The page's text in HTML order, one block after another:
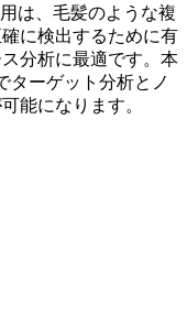
は、毛髪のような複
に検出するために有
分析に最適です。本
ターゲット分析とノ
能になります。